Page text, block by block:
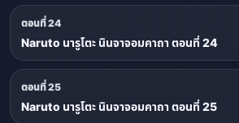
ตอนที่ 24
Naruto นารูโตะ นินจาจอมคาถา ตอนที่ 24
ตอนที่ 25
Naruto นารูโตะ นินจาจอมคาถา ตอนที่ 25